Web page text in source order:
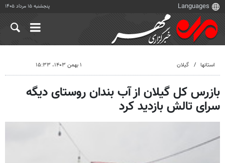
پنجشنبه ۱۵ مرداد ۱۴۰۵
استانها گیلان ۱ بهمن ۱۴۰۳، ۱۵:۳۳
بازرس کل گیلان از آب بندان روستای دیگه
سرای تالش بازدید کرد